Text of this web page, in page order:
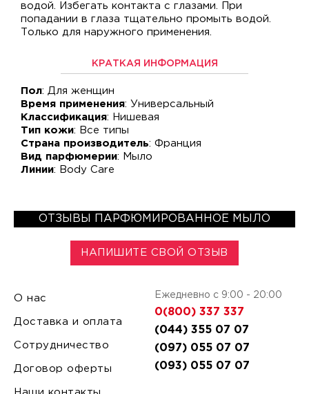
водой. Избегать контакта с глазами. При
попадании в глаза тщательно промыть водой.
Только для наружного применения.
КРАТКАЯ ИНФОРМАЦИЯ
Пол: Для женщин
Время применения: Универсальный
Классификация: Нишевая
Тип кожи: Все типы
Страна производитель: Франция
Вид парфюмерии: Мыло
Линии: Body Care
ОТЗЫВЫ ПАРФЮМИРОВАННОЕ МЫЛО
НАПИШИТЕ СВОЙ ОТЗЫВ
О нас
Доставка и оплата
Сотрудничество
Договор оферты
Наши контакты
Ежедневно с 9:00 - 20:00
0(800) 337 337
(044) 355 07 07
(097) 055 07 07
(093) 055 07 07